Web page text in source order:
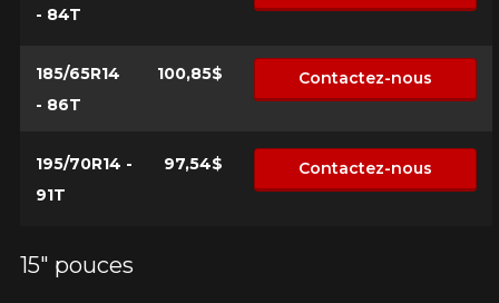
- 84T
185/65R14
- 86T
100,85$ Contactez-nous
195/70R14 -
91T
97,54$ Contactez-nous
15" pouces
Année
Marque